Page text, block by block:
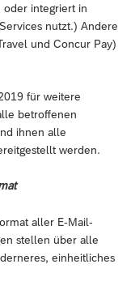
oder integriert in
nutzt.) Andere
und Concur Pay)
für weitere
betroffenen
ihnen alle
werden.
aller E-Mail-
stellen über alle
einheitliches